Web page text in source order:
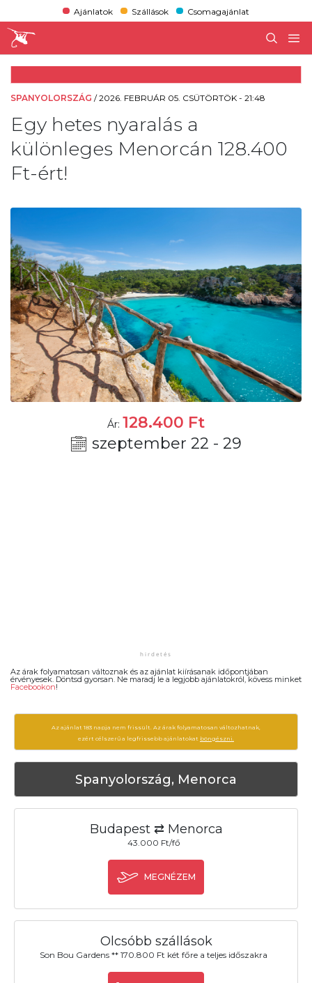
Ajánlatok Szállások Csomagajánlat
SPANYOLORSZÁG /2026. FEBRUÁR 05. CSÜTÖRTÖK - 21:48
Egy hetes nyaralás a
különleges Menorcán 128.400
Ft-ért!
Ár: 128.400 Ft
szeptember 22 - 29
Az árak folyamatosan változnak és az ajánlat kiírásanak időpontjában
érvényesek. Döntsd gyorsan. Ne maradj le a legjobb ajánlatokról, kövess minket
Facebookon!
Az ajánlat 183 napja nem frissült. Az árak folyamatosan változhatnak,
ezért célszerű a legfrissebb ajánlatokat böngészni.
Spanyolország, Menorca
Budapest ⇄ Menorca
43.000 Ft/fő
MEGNÉZEM
Olcsóbb szállások
Son Bou Gardens ** 170.800 Ft két főre a teljes időszakra